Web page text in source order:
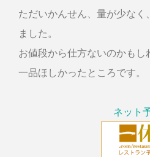
ただいかんせん、量が少なく
ました。
お値段から仕方ないのかもし
一品ほしかったところです。
ネット